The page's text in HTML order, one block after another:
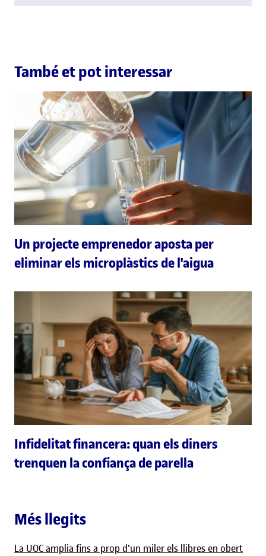
També et pot interessar
Un projecte emprenedor aposta per
eliminar els microplàstics de l'aigua
Infidelitat financera: quan els diners
trenquen la confiança de parella
Més llegits
La UOC amplia fins a prop d'un miler els llibres en obert